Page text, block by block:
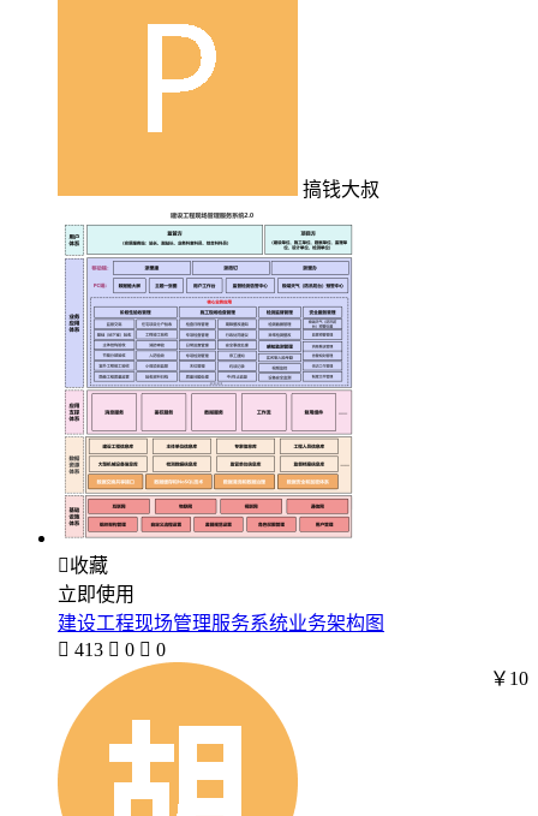
搞钱大叔
收藏
立即使用
建设工程现场管理服务系统业务架构图
 413  0  0
￥10